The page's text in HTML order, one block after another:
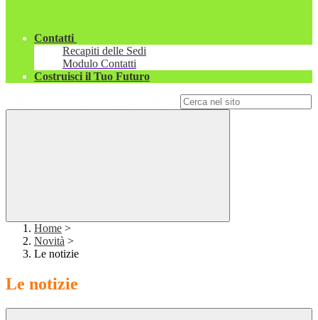
Contatti
Recapiti delle Sedi
Modulo Contatti
Costruisci il Tuo Futuro
Home >
Novità >
Le notizie
Le notizie